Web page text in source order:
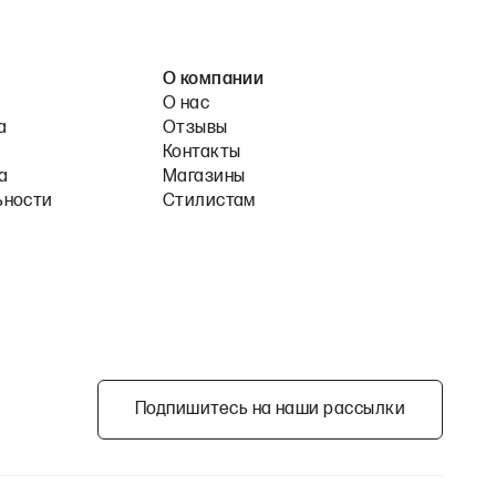
О компании
О нас
Отзывы
Контакты
Магазины
Стилистам
Подпишитесь на наши рассылки